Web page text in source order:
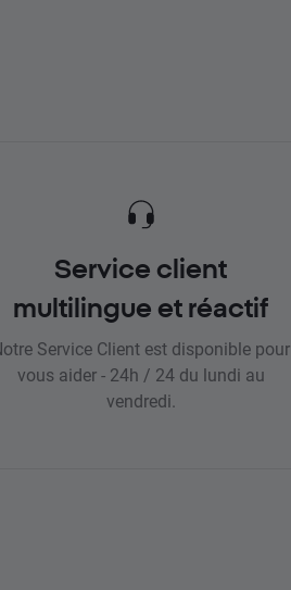
Service client
multilingue et réactif
Service Client est disponible pour
vous aider - 24h / 24 du lundi au
vendredi.